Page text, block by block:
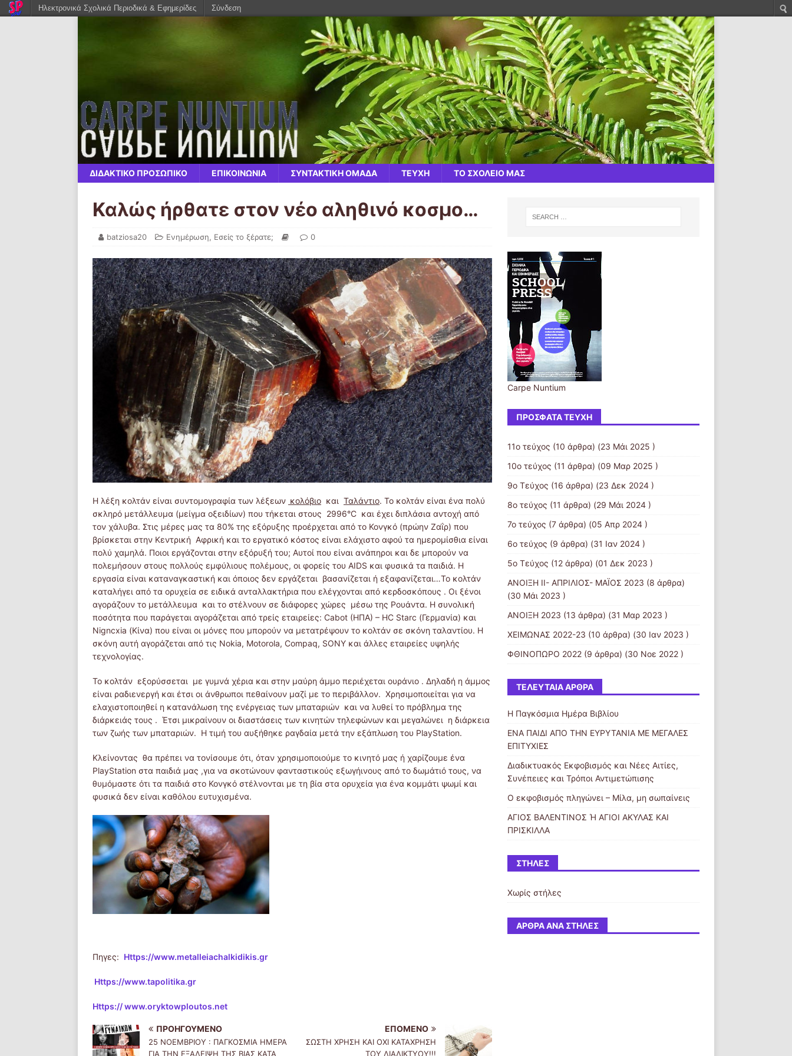
ΔΙΔΑΚΤΙΚΟ ΠΡΟΣΩΠΙΚΟ ΕΠΙΚΟΙΝΩΝΙΑ ΣΥΝΤΑΚΤΙΚΗ ΟΜΑΔΑ ΤΕΥΧΗ ΤΟ ΣΧΟΛΕΙΟ ΜΑΣ
Καλώς ήρθατε στον νέο αληθινό κοσμο…
batziosa20 Ενημέρωση, Εσείς το ξέρατε; 0
Η λέξη κολτάν είναι συντομογραφία των λέξεων κολόβιο και Ταλάντιο. Το κολτάν είναι ένα πολύ
σκληρό μετάλλευμα (μείγμα οξειδίων) που τήκεται στους 2996°C και έχει διπλάσια αντοχή από
τον χάλυβα. Στις μέρες μας τα 80% της εξόρυξης προέρχεται από το Κονγκό (πρώην Ζαΐρ) που
βρίσκεται στην Κεντρική Αφρική και το εργατικό κόστος είναι ελάχιστο αφού τα ημερομίσθια είναι
πολύ χαμηλά. Ποιοι εργάζονται στην εξόρυξή του; Αυτοί που είναι ανάπηροι και δε μπορούν να
πολεμήσουν στους πολλούς εμφύλιους πολέμους, οι φορείς του AIDS και φυσικά τα παιδιά. Η
εργασία είναι καταναγκαστική και όποιος δεν εργάζεται βασανίζεται ή εξαφανίζεται…Το κολτάν
καταλήγει από τα ορυχεία σε ειδικά ανταλλακτήρια που ελέγχονται από κερδοσκόπους . Οι ξένοι
αγοράζουν το μετάλλευμα και το στέλνουν σε διάφορες χώρες μέσω της Ρουάντα. Η συνολική
ποσότητα που παράγεται αγοράζεται από τρείς εταιρείες: Cabot (HΠA) – HC Starc (Γερμανία) και
Nigncxia (Κίνα) που είναι οι μόνες που μπορούν να μετατρέψουν το κολτάν σε σκόνη ταλαντίου. Η
σκόνη αυτή αγοράζεται από τις Nokia, Motorola, Compaq, SONY και άλλες εταιρείες υψηλής
τεχνολογίας.
Το κολτάν εξορύσσεται με γυμνά χέρια και στην μαύρη άμμο περιέχεται ουράνιο . Δηλαδή η άμμος
είναι ραδιενεργή και έτσι οι άνθρωποι πεθαίνουν μαζί με το περιβάλλον. Χρησιμοποιείται για να
ελαχιστοποιηθεί η κατανάλωση της ενέργειας των μπαταριών και να λυθεί το πρόβλημα της
διάρκειάς τους . Έτσι μικραίνουν οι διαστάσεις των κινητών τηλεφώνων και μεγαλώνει η διάρκεια
των ζωής των μπαταριών. Η τιμή του αυξήθηκε ραγδαία μετά την εξάπλωση του PlayStation.
Κλείνοντας θα πρέπει να τονίσουμε ότι, όταν χρησιμοποιούμε το κινητό μας ή χαρίζουμε ένα
PlayStation στα παιδιά μας ,για να σκοτώνουν φανταστικούς εξωγήινους από το δωμάτιό τους, να
θυμόμαστε ότι τα παιδιά στο Κονγκό στέλνονται με τη βία στα ορυχεία για ένα κομμάτι ψωμί και
φυσικά δεν είναι καθόλου ευτυχισμένα.
Πηγες: Https://www.metalleiachalkidikis.gr
Https://www.tapolitika.gr
Https:// www.oryktowploutos.net
ΠΡΟΗΓΟΎΜΕΝΟ
25 ΝΟΕΜΒΡΙΟΥ : ΠΑΓΚΟΣΜΙΑ ΗΜΕΡΑ
ΓΙΑ ΤΗΝ ΕΞΑΛΕΙΨΗ ΤΗΣ ΒΙΑΣ ΚΑΤΑ
ΕΠΌΜΕΝΟ
ΣΩΣΤΗ ΧΡΗΣΗ ΚΑΙ ΟΧΙ ΚΑΤΑΧΡΗΣΗ
ΤΟΥ ΔΙΑΔΙΚΤΥΟΥ!!!
Carpe Nuntium
ΠΡΌΣΦΑΤΑ ΤΕΎΧΗ
11ο τεύχος (10 άρθρα) (23 Μάι 2025 )
10ο τεύχος (11 άρθρα) (09 Μαρ 2025 )
9o Tεύχος (16 άρθρα) (23 Δεκ 2024 )
8o τεύχος (11 άρθρα) (29 Μάι 2024 )
7ο τεύχος (7 άρθρα) (05 Απρ 2024 )
6o τεύχος (9 άρθρα) (31 Ιαν 2024 )
5ο Τεύχος (12 άρθρα) (01 Δεκ 2023 )
ΑΝΟΙΞΗ II- ΑΠΡΙΛΙΟΣ- ΜΑΪΟΣ 2023 (8 άρθρα)
(30 Μάι 2023 )
ΑΝΟΙΞΗ 2023 (13 άρθρα) (31 Μαρ 2023 )
ΧΕΙΜΩΝΑΣ 2022-23 (10 άρθρα) (30 Ιαν 2023 )
ΦΘΙΝΟΠΩΡΟ 2022(9 άρθρα) (30 Νοε 2022 )
ΤΕΛΕΥΤΑΊΑ ΆΡΘΡΑ
Η Παγκόσμια Ημέρα Βιβλίου
ΕΝΑ ΠΑΙΔΙ ΑΠΟ ΤΗΝ ΕΥΡΥΤΑΝΙΑ ΜΕ ΜΕΓΑΛΕΣ
ΕΠΙΤΥΧΙΕΣ
Διαδικτυακός Εκφοβισμός και Νέες Αιτίες,
Συνέπειες και Τρόποι Αντιμετώπισης
Ο εκφοβισμός πληγώνει – Μίλα, μη σωπαίνεις
ΑΓΙΟΣ ΒΑΛΕΝΤΙΝΟΣ Ή ΑΓΙΟΙ ΑΚΥΛΑΣ ΚΑΙ
ΠΡΙΣΚΙΛΛΑ
ΣΤΉΛΕΣ
Χωρίς στήλες
ΆΡΘΡΑ ΑΝΆ ΣΤΉΛΕΣ
Ηλεκτρονικά Σχολικά Περιοδικά & Εφημερίδες Σύνδεση